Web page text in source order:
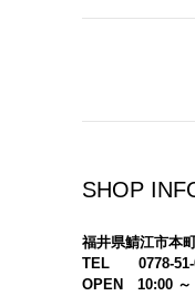
SHOP
福井県鯖江市本
TEL 0778-51-
OPEN 10:00 ～